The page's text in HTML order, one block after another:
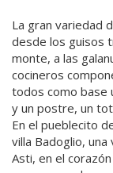
La gran variedad
desde los guisos
monte, a las
cocineros
todos como base
y un postre, un
En el pueblecito
villa Badoglio,
Asti, en el